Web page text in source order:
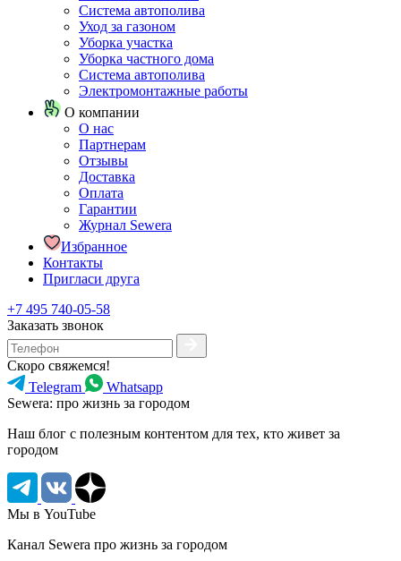
Система автополива
Уход за газоном
Уборка участка
Уборка частного дома
Система автополива
Электромонтажные работы
О компании
О нас
Партнерам
Отзывы
Доставка
Оплата
Гарантии
Журнал Sewera
Избранное
Контакты
Пригласи друга
+7 495 740-05-58
Заказать звонок
Скоро свяжемся!
Telegram
Whatsapp
Sewera: про жизнь за городом
Наш блог c полезным контентом для тех, кто живет за
городом
Мы в YouTube
Канал Sewera про жизнь за городом